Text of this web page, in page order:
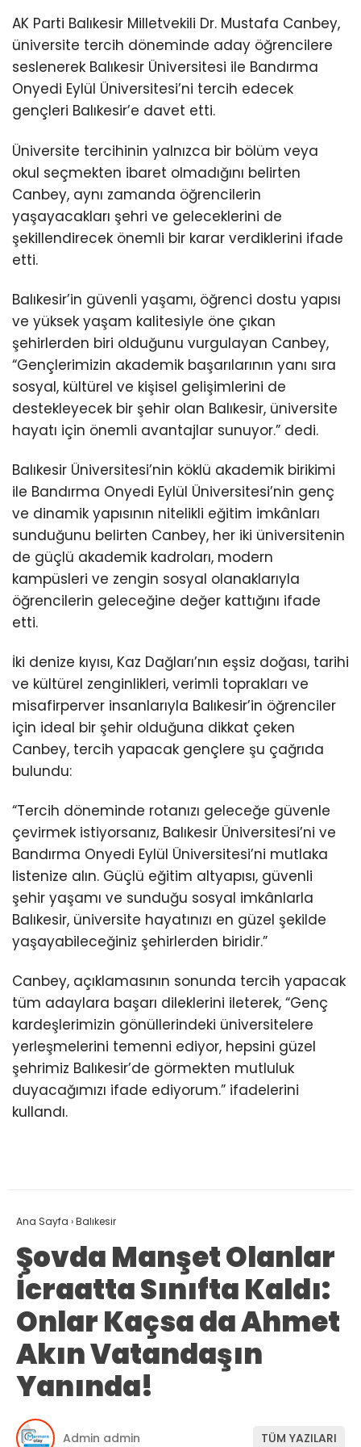
AK Parti Balıkesir Milletvekili Dr. Mustafa Canbey,
üniversite tercih döneminde aday öğrencilere
seslenerek Balıkesir Üniversitesi ile Bandırma
Onyedi Eylül Üniversitesi’ni tercih edecek
gençleri Balıkesir’e davet etti.
Üniversite tercihinin yalnızca bir bölüm veya
okul seçmekten ibaret olmadığını belirten
Canbey, aynı zamanda öğrencilerin
yaşayacakları şehri ve geleceklerini de
şekillendirecek önemli bir karar verdiklerini ifade
etti.
Balıkesir’in güvenli yaşamı, öğrenci dostu yapısı
ve yüksek yaşam kalitesiyle öne çıkan
şehirlerden biri olduğunu vurgulayan Canbey,
“Gençlerimizin akademik başarılarının yanı sıra
sosyal, kültürel ve kişisel gelişimlerini de
destekleyecek bir şehir olan Balıkesir, üniversite
hayatı için önemli avantajlar sunuyor.” dedi.
Balıkesir Üniversitesi’nin köklü akademik birikimi
ile Bandırma Onyedi Eylül Üniversitesi’nin genç
ve dinamik yapısının nitelikli eğitim imkânları
sunduğunu belirten Canbey, her iki üniversitenin
de güçlü akademik kadroları, modern
kampüsleri ve zengin sosyal olanaklarıyla
öğrencilerin geleceğine değer kattığını ifade
etti.
İki denize kıyısı, Kaz Dağları’nın eşsiz doğası, tarihi
ve kültürel zenginlikleri, verimli toprakları ve
misafirperver insanlarıyla Balıkesir’in öğrenciler
için ideal bir şehir olduğuna dikkat çeken
Canbey, tercih yapacak gençlere şu çağrıda
bulundu:
“Tercih döneminde rotanızı geleceğe güvenle
çevirmek istiyorsanız, Balıkesir Üniversitesi’ni ve
Bandırma Onyedi Eylül Üniversitesi’ni mutlaka
listenize alın. Güçlü eğitim altyapısı, güvenli
şehir yaşamı ve sunduğu sosyal imkânlarla
Balıkesir, üniversite hayatınızı en güzel şekilde
yaşayabileceğiniz şehirlerden biridir.”
Canbey, açıklamasının sonunda tercih yapacak
tüm adaylara başarı dileklerini ileterek, “Genç
kardeşlerimizin gönüllerindeki üniversitelere
yerleşmelerini temenni ediyor, hepsini güzel
şehrimiz Balıkesir’de görmekten mutluluk
duyacağımızı ifade ediyorum.” ifadelerini
kullandı.
Ana Sayfa ›Balıkesir
Şovda Manşet Olanlar
İcraatta Sınıfta Kaldı:
Onlar Kaçsa da Ahmet
Akın Vatandaşın
Yanında!
Admin admin TÜM YAZILARI